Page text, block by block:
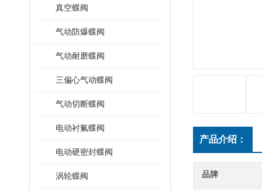
真空蝶阀
气动防爆蝶阀
气动耐磨蝶阀
三偏心气动蝶阀
气动切断蝶阀
电动衬氟蝶阀
电动硬密封蝶阀
涡轮蝶阀
产品介绍：
品牌